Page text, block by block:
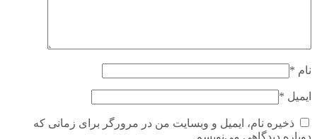
نام *
ایمیل *
ذخیره نام، ایمیل و وبسایت من در مرورگر برای زمانی که
دوباره دیدگاهی می‌نویسم.